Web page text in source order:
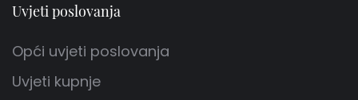
Uvjeti poslovanja
Opći uvjeti poslovanja
Uvjeti kupnje